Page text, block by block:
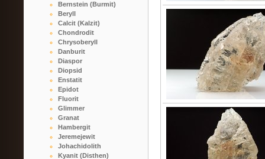
Bernstein (Burmit)
Beryll
Calcit (Kalzit)
Chondrodit
Chrysoberyll
Danburit
Diaspor
Diopsid
Enstatit
Epidot
Fluorit
Glimmer
Granat
Hambergit
Jeremejewit
Johachidolith
Kyanit (Disthen)